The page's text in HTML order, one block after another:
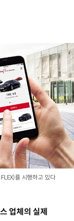
를 시행하고 있다
업체의 실제